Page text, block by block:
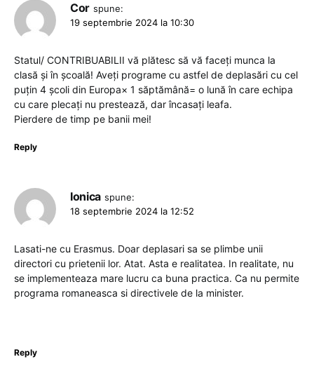
Cor spune:
19 septembrie 2024 la 10:30
Statul/ CONTRIBUABILII vă plătesc să vă faceți munca la
clasă și în școală! Aveți programe cu astfel de deplasări cu cel
puțin 4 școli din Europa× 1 săptămână= o lună în care echipa
cu care plecați nu prestează, dar încasați leafa.
Pierdere de timp pe banii mei!
Reply
Ionica spune:
18 septembrie 2024 la 12:52
Lasati-ne cu Erasmus. Doar deplasari sa se plimbe unii
directori cu prietenii lor. Atat. Asta e realitatea. In realitate, nu
se implementeaza mare lucru ca buna practica. Ca nu permite
programa romaneasca si directivele de la minister.
Reply